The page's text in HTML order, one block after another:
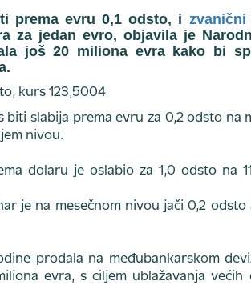
prema evru 0,1 odsto, i
za jedan evro, objavila je
još 20 miliona evra kako bi
biti slabija prema evru za 0,2 odsto na
nivou.
dolaru je oslabio za 1,0 odsto na
je na mesečnom nivou jači 0,2 odsto
prodala na međubankarskom
evra, s ciljem ublažavanja većih